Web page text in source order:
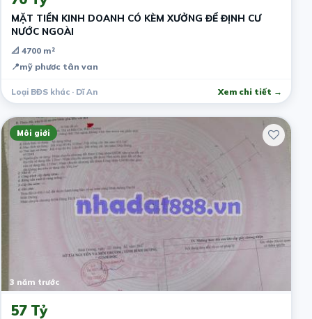
MẶT TIỀN KINH DOANH CÓ KÈM XƯỞNG ĐỂ ĐỊNH CƯ
NƯỚC NGOÀI
📐 4700 m²
📍mỹ phươc tân van
Loại BĐS khác · Dĩ An Xem chi tiết →
Môi giới
3 năm trước
57 Tỷ